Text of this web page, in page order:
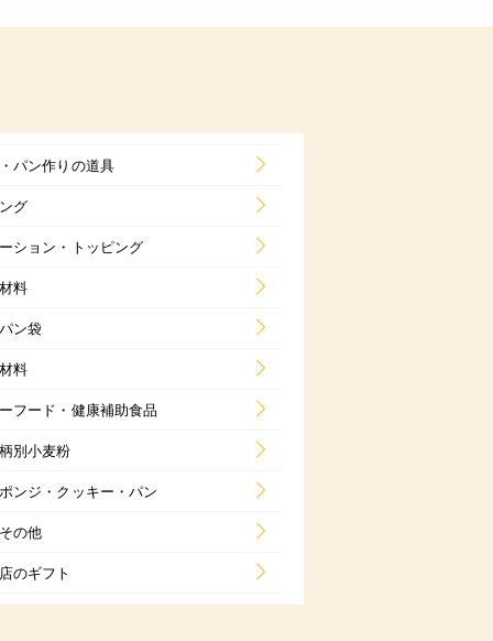
パン作りの道具
グ
ション・トッピング
料
ン袋
料
フード・健康補助食品
別小麦粉
ンジ・クッキー・パン
の他
のギフト